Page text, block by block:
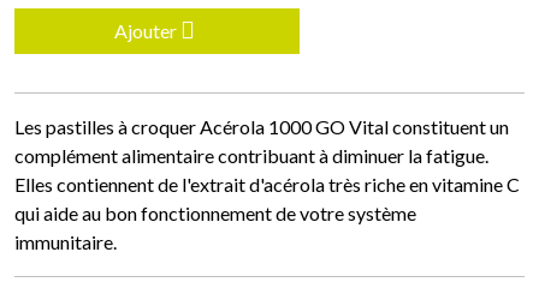
Ajouter
Les pastilles à croquer Acérola 1000 GO Vital constituent un
complément alimentaire contribuant à diminuer la fatigue.
Elles contiennent de l'extrait d'acérola très riche en vitamine C
qui aide au bon fonctionnement de votre système
immunitaire.